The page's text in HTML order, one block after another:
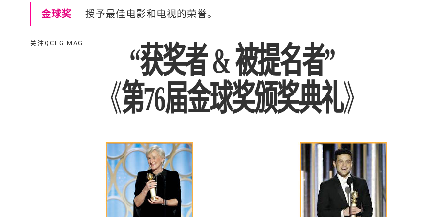
金球奖 授予最佳电影和电视的荣誉。
关注QCEG MAG
“获奖者 & 被提名者”
《第76届金球奖颁奖典礼》